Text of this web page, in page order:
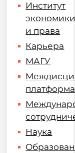
Институт
и права
Карьера
МАГУ
платформа
Наука